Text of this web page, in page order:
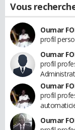
Vous
Oumar
profil
Oumar
profil
Oumar
profil
Oumar